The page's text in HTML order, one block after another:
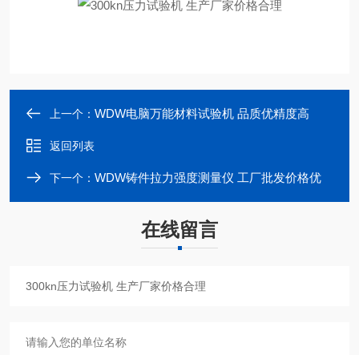
上一个： WDW电脑万能材料试验机 品质优精度高
返回列表
下一个： WDW铸件拉力强度测量仪 工厂批发价格优
在线留言